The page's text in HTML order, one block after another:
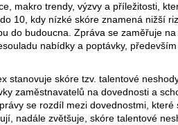
makro trendy, výzvy a příležitosti,
10, kdy nízké skóre znamená nižší
do budoucna. Zpráva se zaměřuje
nabídky a poptávky,
stanovuje skóre tzv. talentové
zaměstnavatelů na dovednosti a
se rozdíl mezi dovednostmi,
nadále zvětšuje, skóre talentové